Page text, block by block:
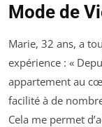
Mode de
Marie, 32 ans, a
expérience : «
appartement au
facilité à de
Cela me permet